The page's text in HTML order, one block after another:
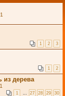
1 2 3
1 2
из дерева
1 … 27 28 29 30